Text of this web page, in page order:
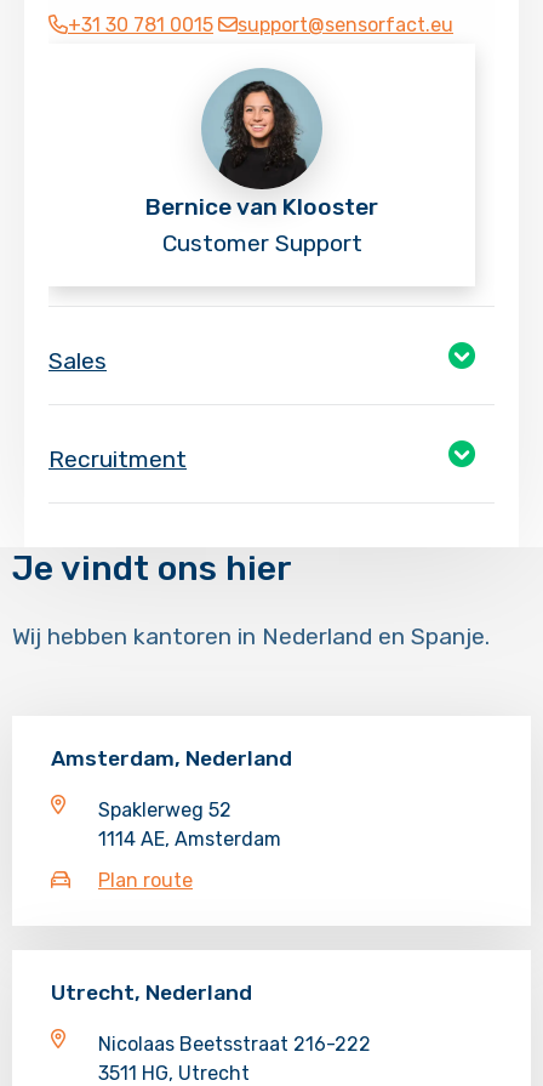
+31 30 781 0015 support@sensorfact.eu
Bernice van Klooster
Customer Support
Sales
Recruitment
Je vindt ons hier
Wij hebben kantoren in Nederland en Spanje.
Amsterdam, Nederland
Spaklerweg 52
1114 AE, Amsterdam
Plan route
Utrecht, Nederland
Nicolaas Beetsstraat 216-222
3511 HG, Utrecht